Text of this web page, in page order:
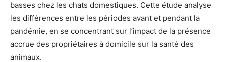
basses chez les chats domestiques. Cette étude analyse
les différences entre les périodes avant et pendant la
pandémie, en se concentrant sur l’impact de la présence
accrue des propriétaires à domicile sur la santé des
animaux.